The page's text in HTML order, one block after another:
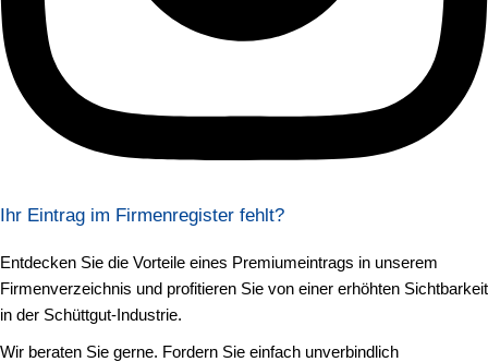
Ihr Eintrag im Firmenregister fehlt?
Entdecken Sie die Vorteile eines Premiumeintrags in unserem
Firmenverzeichnis und profitieren Sie von einer erhöhten Sichtbarkeit
in der Schüttgut-Industrie.
Wir beraten Sie gerne. Fordern Sie einfach unverbindlich